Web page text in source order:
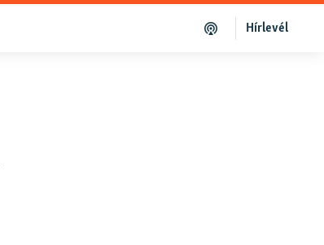
Hírlevél